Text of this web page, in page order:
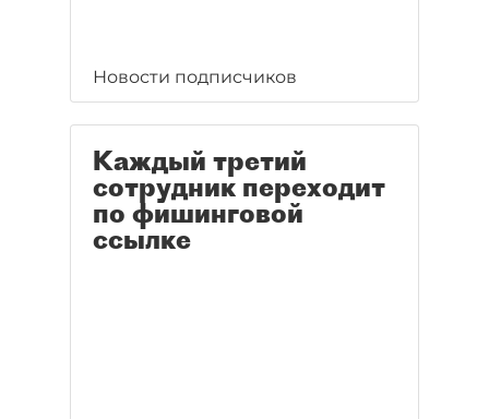
Новости подписчиков
Каждый третий
сотрудник переходит
по фишинговой
ссылке